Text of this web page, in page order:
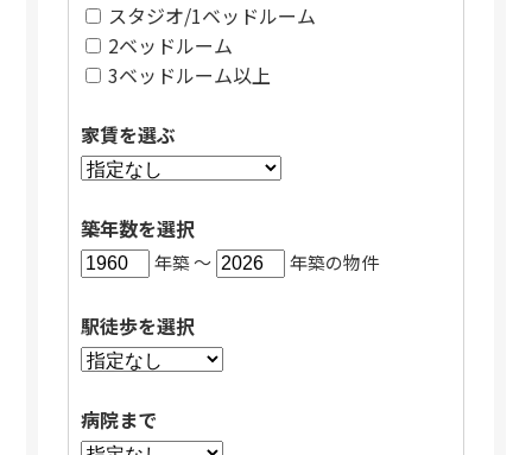
スタジオ/1ベッドルーム
2ベッドルーム
3ベッドルーム以上
家賃を選ぶ
築年数を選択
年築 〜 年築の物件
駅徒歩を選択
病院まで